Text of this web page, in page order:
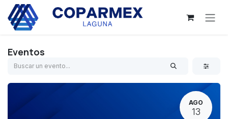
Ir al contenido
Eventos
AGO
13